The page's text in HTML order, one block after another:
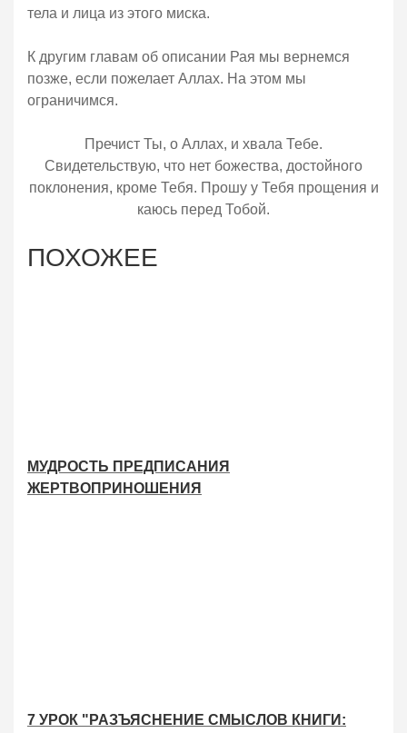
тела и лица из этого миска.
К другим главам об описании Рая мы вернемся
позже, если пожелает Аллах. На этом мы
ограничимся.
Пречист Ты, о Аллах, и хвала Тебе.
Свидетельствую, что нет божества, достойного
поклонения, кроме Тебя. Прошу у Тебя прощения и
каюсь перед Тобой.
ПОХОЖЕЕ
МУДРОСТЬ ПРЕДПИСАНИЯ
ЖЕРТВОПРИНОШЕНИЯ
7 УРОК "РАЗЪЯСНЕНИЕ СМЫСЛОВ КНИГИ: